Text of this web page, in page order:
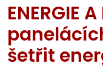
ENERGIE
šetřit